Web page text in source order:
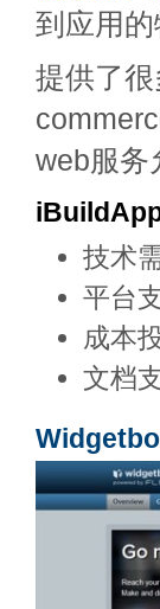
到应用的
提供了
web服务
技术
平台
成本
文档